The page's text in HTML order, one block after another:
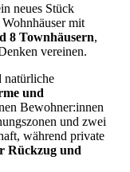
neues Stück
mit
8 Townhäusern,
vereinen.
natürliche
und
Bewohner:innen
und zwei
während private
Rückzug und